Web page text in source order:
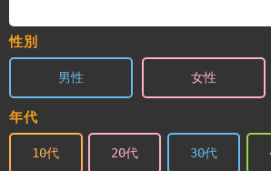
性別
男性 女性
年代
10代 20代 30代